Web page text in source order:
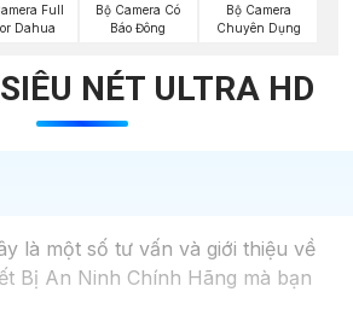
Full
Dahua
Bộ Camera Có
Báo Đông
Bộ Camera
Chuyên Dụng
NÉT ULTRA HD
là một số tư vấn và giới thiệu về
Bị An Ninh Chính Hãng mà bạn